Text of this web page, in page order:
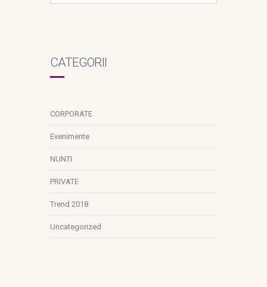
CATEGORII
CORPORATE
Evenimente
NUNTI
PRIVATE
Trend 2018
Uncategorized